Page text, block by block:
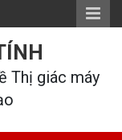
Thị giác máy